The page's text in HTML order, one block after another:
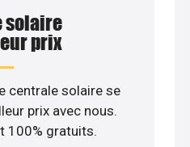
solaire
prix
centrale solaire se
prix avec nous.
100% gratuits.